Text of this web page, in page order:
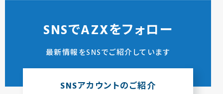
SNSでAZXをフォロー
最新情報をSNSでご紹介しています
SNSアカウントのご紹介